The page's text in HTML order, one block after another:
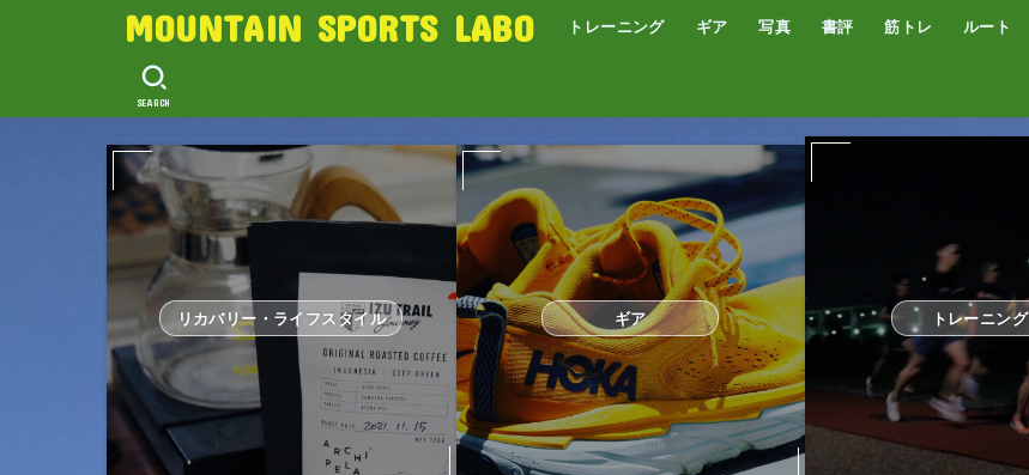
MOUNTAIN SPORTS LABO トレーニング ギア 写真 書評 筋トレ ルート
SEARCH
リカバリー・ライフスタイル ギア トレーニング